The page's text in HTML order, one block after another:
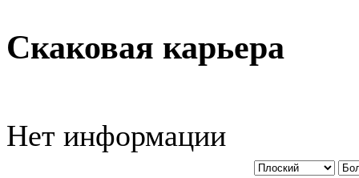
Скаковая карьера
Нет информации